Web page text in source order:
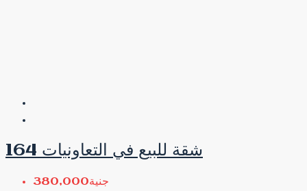
شقة للبيع في التعاونيات 164
جنية380,000